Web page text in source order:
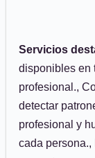
Servicios
disponibles en
profesional.,
detectar
profesional y
cada persona.,